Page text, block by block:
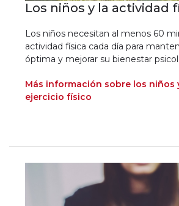
Los niños y la actividad
Los niños necesitan al menos 60
actividad física cada día para
óptima y mejorar su bienestar
Más información sobre los niños
ejercicio físico